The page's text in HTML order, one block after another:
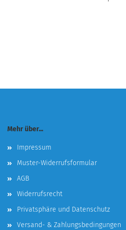
Mehr über...
Impressum
Muster-Widerrufsformular
AGB
Widerrufsrecht
Privatsphäre und Datenschutz
Versand- & Zahlungsbedingungen